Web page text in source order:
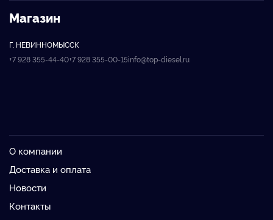
Магазин
Г. НЕВИННОМЫССК
+7 928 355-44-40+7 928 355-00-15info@top-diesel.ru
О компании
Доставка и оплата
Новости
Контакты